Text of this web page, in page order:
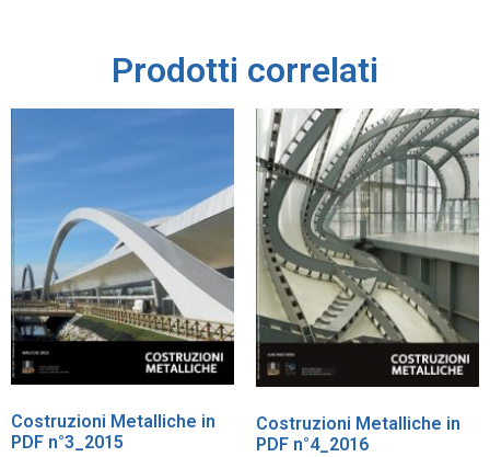
Prodotti correlati
Costruzioni Metalliche in
PDF n°3_2015
Costruzioni Metalliche in
PDF n°4_2016